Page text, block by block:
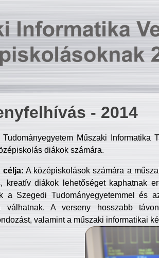
- 2014
Műszaki Informatika
diákok számára.
célja: A középiskolások számára a
kreatív diákok lehetőséget kaphatnak
a Szegedi Tudományegyetemmel és
válhatnak. A verseny hosszabb
valamint a műszaki informatikai